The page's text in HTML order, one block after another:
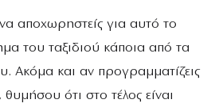
αποχωρηστείς για αυτό το
του ταξιδιού κάποια από τα
Ακόμα και αν προγραμματίζεις
ότι στο τέλος είναι